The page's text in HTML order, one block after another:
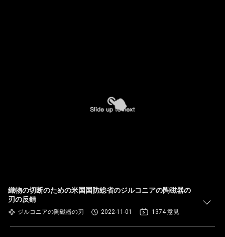
織物の切断のための米国国防総省のジルコニアの陶磁器の
刃の反錆
ジルコニアの陶磁器の刃 2022-11-01 1374 意見